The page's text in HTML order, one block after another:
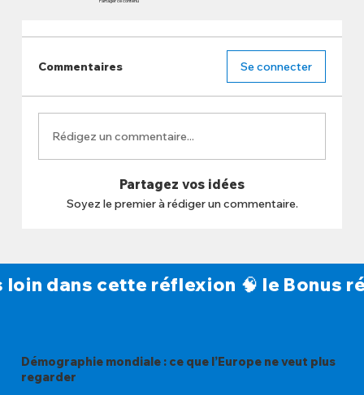
Commentaires Se connecter
Rédigez un commentaire...
Partagez vos idées
Soyez le premier à rédiger un commentaire.
loin dans cette réflexion 🧠 le Bonus
Démographie mondiale : ce que l’Europe ne veut plus
regarder